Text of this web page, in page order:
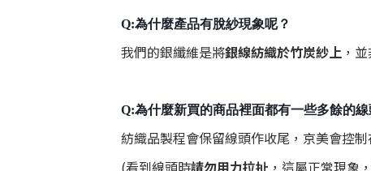
Q:為什麼產品有脫紗現象呢？
我們的銀纖維是將銀線紡織於竹炭紗上 ，
Q:為什麼新買的商品裡面都有一些多餘的
紡織品製程會保留線頭作收尾，京美會控